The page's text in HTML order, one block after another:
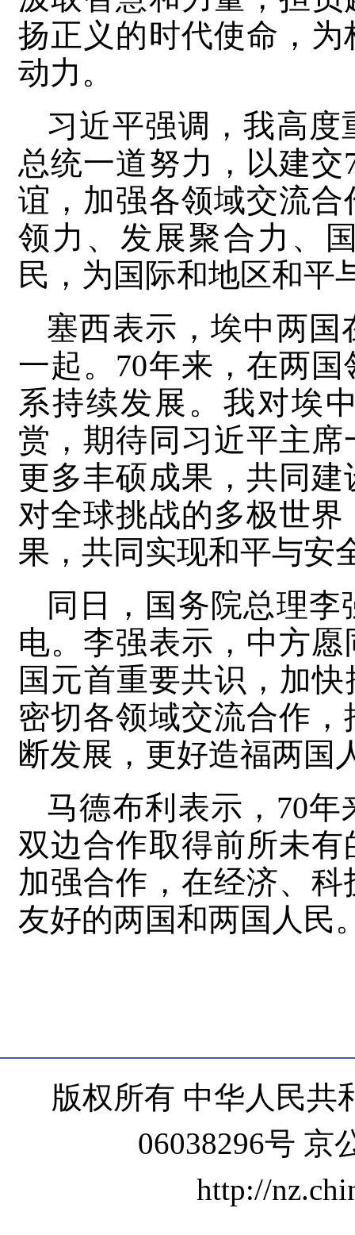
扬正义的时代使命，
动力。
习近平强调，我高
总统一道努力，以建
谊，加强各领域交流
领力、发展聚合力、
民，为国际和地区和平
塞西表示，埃中两
一起。70年来，在两
系持续发展。我对埃
赏，期待同习近平主
更多丰硕成果，共同
对全球挑战的多极世
果，共同实现和平与安
同日，国务院总理
电。李强表示，中方
国元首重要共识，加
密切各领域交流合作
断发展，更好造福两国
马德布利表示，70
双边合作取得前所未
加强合作，在经济、
友好的两国和两国人民
版权所有 中华人民共
06038296号 京
http://